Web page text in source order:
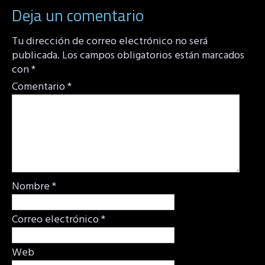
Deja un comentario
Tu dirección de correo electrónico no será
publicada. Los campos obligatorios están marcados
con*
Comentario*
Nombre*
Correo electrónico*
Web